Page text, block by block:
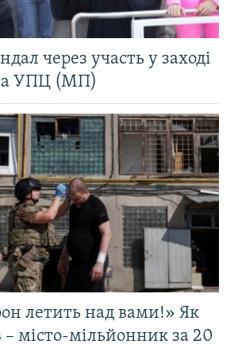
через участь у заході
УПЦ (МП)
летить над вами!» Як
місто-мільйонник за 20